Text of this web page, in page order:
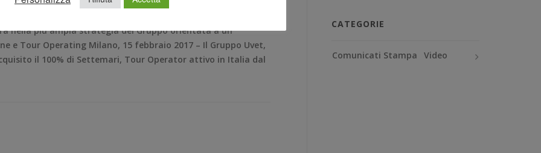
nella più ampia strategia del Gruppo orientata a un
e Tour Operating Milano, 15 febbraio 2017 – Il Gruppo Uvet,
il 100% di Settemari, Tour Operator attivo in Italia dal
CATEGORIE
Comunicati Stampa Video